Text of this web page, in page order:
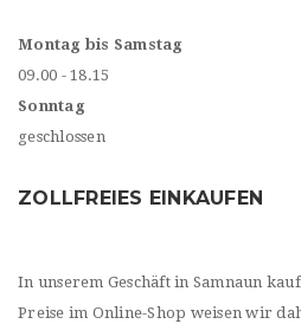
Montag bis Samstag
09.00 - 18.15
Sonntag
geschlossen
ZOLLFREIES EINKAUFEN
In unserem Geschäft in Samnaun
Preise im Online-Shop weisen wir